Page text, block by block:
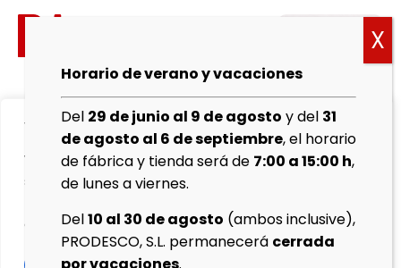
We value your privacy
We use cookies to enhance your browsing experience,
serve personalised ads or content, and analyse our
of cookies.
cookies
Aviso
Legal
Política de
Protocolo
de
Horario de verano y vacaciones
Del 29 de junio al 9 de agosto y del 31
de agosto al 6 de septiembre, el horario
de fábrica y tienda será de 7:00 a 15:00 h,
de lunes a viernes.
Del10 al 30 de agosto (ambos inclusive),
PRODESCO, S.L. permanecerá cerrada
por vacaciones.